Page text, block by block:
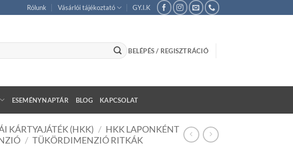
Rólunk Vásárlói tájékoztató GY.I.K
BELÉPÉS / REGISZTRÁCIÓ
ESEMÉNYNAPTÁR BLOG KAPCSOLAT
KÁRTYAJÁTÉK (HKK) / HKK LAPONKÉNT
/ TÜKÖRDIMENZIÓ RITKÁK